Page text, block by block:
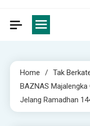
Home
Tak
‎BAZNAS
Jelang Ramadhan